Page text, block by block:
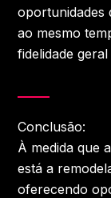
oportunidades
ao mesmo
fidelidade
Conclusão:
À medida que
está a
oferecendo